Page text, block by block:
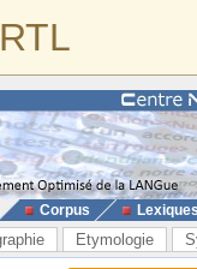
Corpus
Etymologie